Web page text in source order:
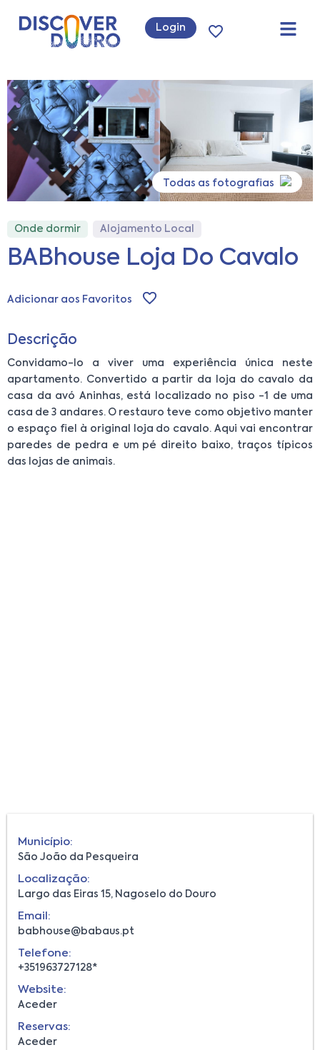
Login
Todas as fotografias
Onde dormir Alojamento Local
BABhouse Loja Do Cavalo
Adicionar aos Favoritos
Descrição
Convidamo-lo a viver uma experiência única neste
apartamento. Convertido a partir da loja do cavalo da
casa da avó Aninhas, está localizado no piso -1 de uma
casa de 3 andares. O restauro teve como objetivo manter
o espaço fiel à original loja do cavalo. Aqui vai encontrar
paredes de pedra e um pé direito baixo, traços típicos
das lojas de animais.
Município:
São João da Pesqueira
Localização:
Largo das Eiras 15, Nagoselo do Douro
Email:
babhouse@babaus.pt
Telefone:
+351963727128*
Website:
Aceder
Reservas:
Aceder